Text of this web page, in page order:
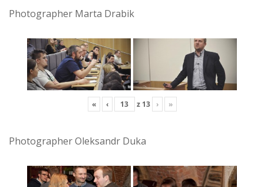
Photographer Marta Drabik
« ‹ z 13 › »
Photographer Oleksandr Duka